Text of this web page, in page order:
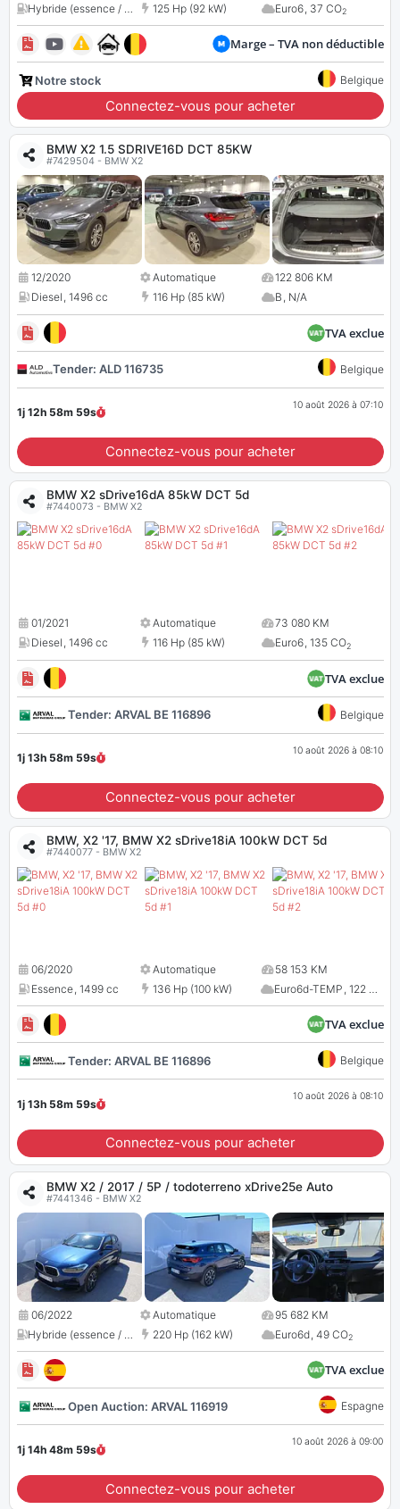
,1499 cc
125 Hp (92 kW) Euro6, 37 CO2
Marge – TVA non déductible
Notre stock Belgique
Connectez-vous pour acheter
BMW X2 1.5 SDRIVE16D DCT 85KW
#7429504 - BMW X2
12/2020 Automatique
122 806 KM
Diesel, 1496 cc 116 Hp (85 kW) B, N/A
TVA exclue
Tender: ALD 116735 Belgique
1j 12h 58m 58s
10 août 2026 à 07:10
Connectez-vous pour acheter
BMW X2 sDrive16dA 85kW DCT 5d
#7440073 - BMW X2
01/2021 Automatique
73 080 KM
Diesel, 1496 cc 116 Hp (85 kW) Euro6, 135 CO2
TVA exclue
Tender: ARVAL BE 116896 Belgique
1j 13h 58m 58s
10 août 2026 à 08:10
Connectez-vous pour acheter
BMW, X2 '17, BMW X2 sDrive18iA 100kW DCT 5d
#7440077 - BMW X2
06/2020 Automatique
58 153 KM
Essence, 1499 cc 136 Hp (100 kW) Euro6d-TEMP, 122 CO
TVA exclue
Tender: ARVAL BE 116896 Belgique
1j 13h 58m 58s
10 août 2026 à 08:10
Connectez-vous pour acheter
BMW X2 / 2017 / 5P / todoterreno xDrive25e Auto
#7441346 - BMW X2
06/2022 Automatique
95 682 KM
,1499 cc
220 Hp (162 kW) Euro6d,49 CO2
TVA exclue
Open Auction: ARVAL 116919 Espagne
1j 14h 48m 58s
10 août 2026 à 09:00
Connectez-vous pour acheter